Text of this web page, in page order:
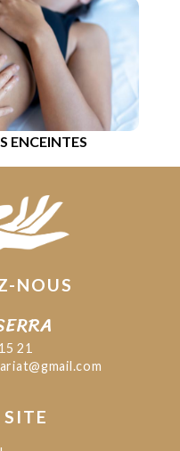
ENCEINTES
NOUS
21